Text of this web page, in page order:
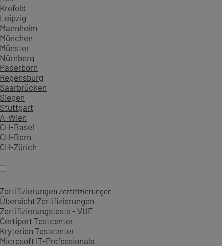
Krefeld
Leipzig
Mannheim
München
Münster
Nürnberg
Paderborn
Regensburg
Saarbrücken
Siegen
Stuttgart
A-Wien
CH-Basel
CH-Bern
CH-Zürich
Zertifizierungen Zertifizierungen
Übersicht Zertifizierungen
Zertifizierungstests - VUE
Certiport Testcenter
Kryterion Testcenter
Microsoft IT-Professionals